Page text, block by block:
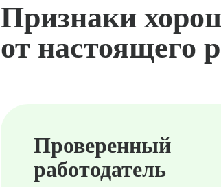
Признаки
от настоящего
Проверенный
работодатель